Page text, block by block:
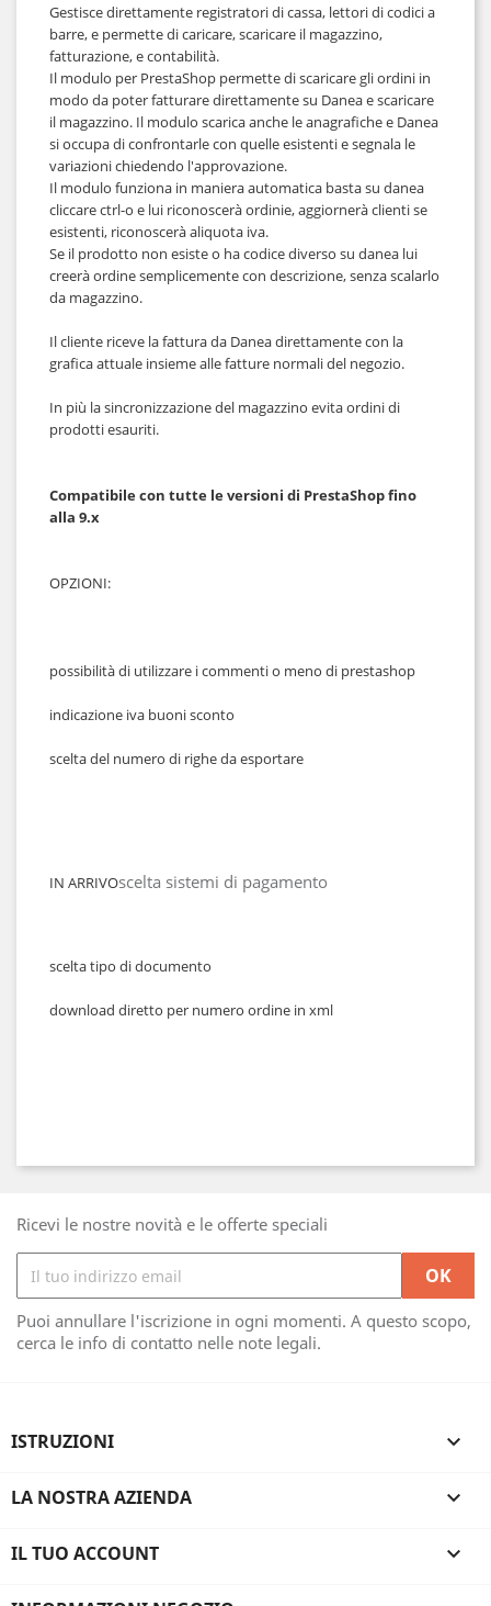
Gestisce direttamente registratori di cassa, lettori di codici a
barre, e permette di caricare, scaricare il magazzino,
fatturazione, e contabilità.
Il modulo per PrestaShop permette di scaricare gli ordini in
modo da poter fatturare direttamente su Danea e scaricare
il magazzino. Il modulo scarica anche le anagrafiche e Danea
si occupa di confrontarle con quelle esistenti e segnala le
variazioni chiedendo l'approvazione.
Il modulo funziona in maniera automatica basta su danea
cliccare ctrl-o e lui riconoscerà ordinie, aggiornerà clienti se
esistenti, riconoscerà aliquota iva.
Se il prodotto non esiste o ha codice diverso su danea lui
creerà ordine semplicemente con descrizione, senza scalarlo
da magazzino.
Il cliente riceve la fattura da Danea direttamente con la
grafica attuale insieme alle fatture normali del negozio.
In più la sincronizzazione del magazzino evita ordini di
prodotti esauriti.
Compatibile con tutte le versioni di PrestaShop fino
alla 9.x
OPZIONI:
possibilità di utilizzare i commenti o meno di prestashop
indicazione iva buoni sconto
scelta del numero di righe da esportare
IN ARRIVOscelta sistemi di pagamento
scelta tipo di documento
download diretto per numero ordine in xml
Ricevi le nostre novità e le offerte speciali
Puoi annullare l'iscrizione in ogni momenti. A questo scopo,
cerca le info di contatto nelle note legali.
ISTRUZIONI 
LA NOSTRA AZIENDA 
IL TUO ACCOUNT 